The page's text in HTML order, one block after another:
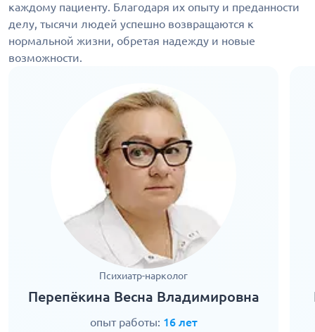
каждому пациенту. Благодаря их опыту и преданности
делу, тысячи людей успешно возвращаются к
нормальной жизни, обретая надежду и новые
возможности.
Психиатр-нарколог
Перепёкина Весна Владимировна
опыт работы: 16 лет